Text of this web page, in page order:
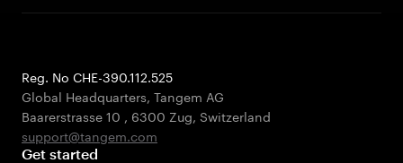
Reg. No CHE-390.112.525
Global Headquarters, Tangem AG
Baarerstrasse 10 , 6300 Zug, Switzerland
support@tangem.com
Get started